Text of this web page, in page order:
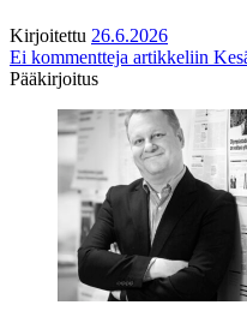
Kirjoitettu 26.6.2026
Ei kommentteja artikkeliin
Pääkirjoitus